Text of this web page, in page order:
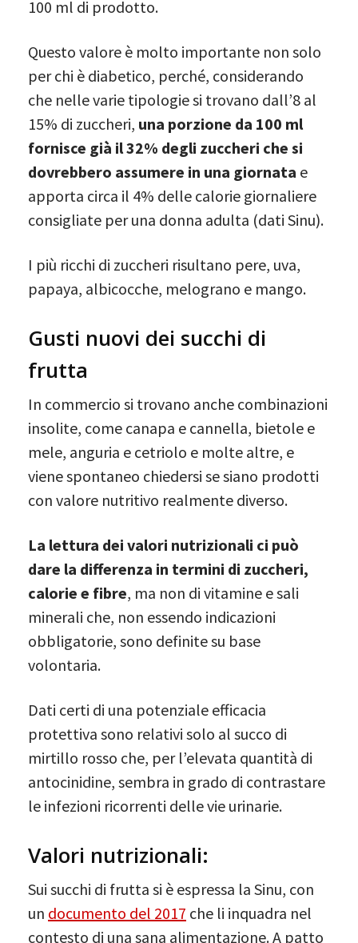
100 ml di prodotto.
Questo valore è molto importante non solo
per chi è diabetico, perché, considerando
che nelle varie tipologie si trovano dall’8 al
15% di zuccheri, una porzione da 100 ml
fornisce già il 32% degli zuccheri che si
dovrebbero assumere in una giornata e
apporta circa il 4% delle calorie giornaliere
consigliate per una donna adulta (dati Sinu).
I più ricchi di zuccheri risultano pere, uva,
papaya, albicocche, melograno e mango.
Gusti nuovi dei succhi di
frutta
In commercio si trovano anche combinazioni
insolite, come canapa e cannella, bietole e
mele, anguria e cetriolo e molte altre, e
viene spontaneo chiedersi se siano prodotti
con valore nutritivo realmente diverso.
La lettura dei valori nutrizionali ci può
dare la differenza in termini di zuccheri,
calorie e fibre, ma non di vitamine e sali
minerali che, non essendo indicazioni
obbligatorie, sono definite su base
volontaria.
Dati certi di una potenziale efficacia
protettiva sono relativi solo al succo di
mirtillo rosso che, per l’elevata quantità di
antocinidine, sembra in grado di contrastare
le infezioni ricorrenti delle vie urinarie.
Valori nutrizionali:
Sui succhi di frutta si è espressa la Sinu, con
un documento del 2017 che li inquadra nel
contesto di una sana alimentazione. A patto